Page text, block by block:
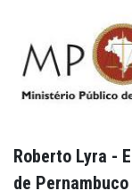
Roberto Lyra -
de Pernambuco